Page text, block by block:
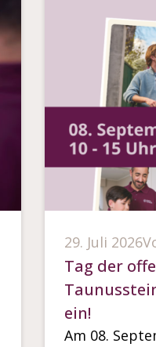
29. Juli 2026
Tag der
ein!
Am 08.